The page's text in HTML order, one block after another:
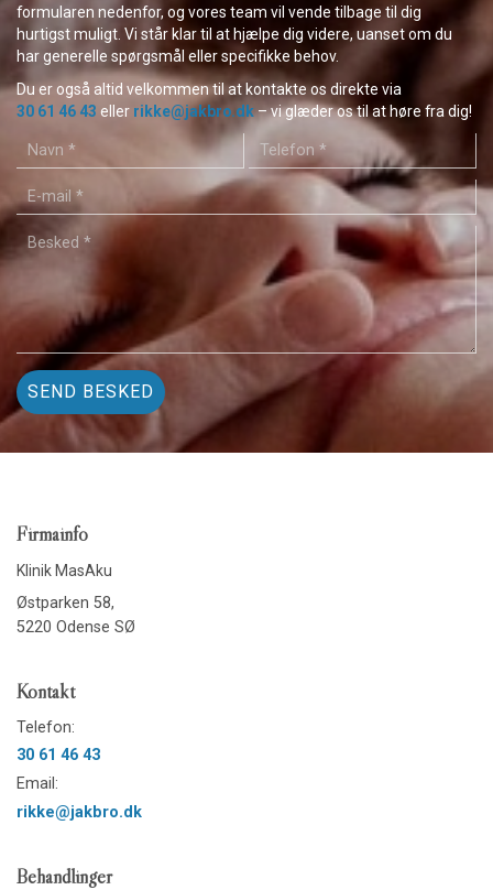
formularen nedenfor, og vores team vil vende tilbage til dig
hurtigst muligt. Vi står klar til at hjælpe dig videre, uanset om du
har generelle spørgsmål eller specifikke behov.
Du er også altid velkommen til at kontakte os direkte via
30 61 46 43 eller rikke@jakbro.dk– vi glæder os til at høre fra dig!
Firmainfo
Klinik MasAku
Østparken 58,
5220 Odense SØ
Kontakt
Telefon:
30 61 46 43
Email:
rikke@jakbro.dk
Behandlinger